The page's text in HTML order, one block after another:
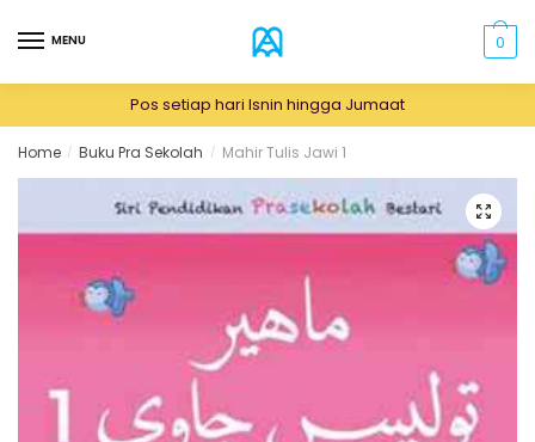
to
to
MENU 0
Pos setiap hari Isnin hingga Jumaat
Home / Buku Pra Sekolah / Mahir Tulis Jawi 1
🔍